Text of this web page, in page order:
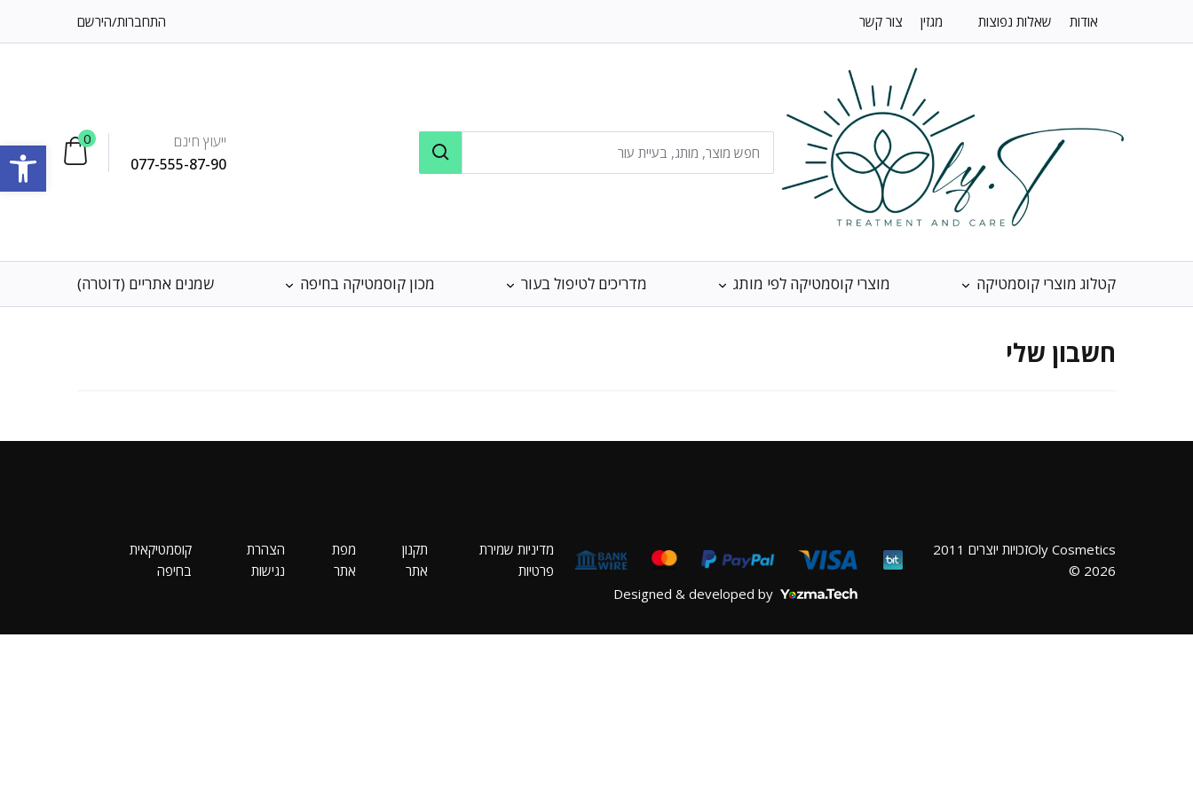
פתח
אודות שאלות נפוצות מגזין צור קשר התחברות/הירשם
ייעוץ חינם
077-555-87-90
0
קטלוג מוצרי קוסמטיקה מוצרי קוסמטיקה לפי מותג מדריכים לטיפול בעור מכון קוסמטיקה בחיפה שמנים אתריים (דוטרה)
חשבון שלי
Oly Cosmeticsזכויות יוצרים 2011
2026 ©
Designed & developed by
מדיניות שמירת
פרטיות
תקנון
אתר
מפת
אתר
הצהרת
נגישות
קוסמטיקאית
בחיפה